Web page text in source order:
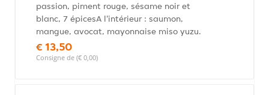
passion, piment rouge, sésame noir et
blanc, 7 épicesA l'intérieur : saumon,
mangue, avocat, mayonnaise miso yuzu.
€ 13,50
Consigne de (€ 0,00)